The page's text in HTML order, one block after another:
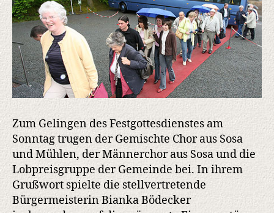
Zum Gelingen des Festgottesdienstes am
Sonntag trugen der Gemischte Chor aus Sosa
und Mühlen, der Männerchor aus Sosa und die
Lobpreisgruppe der Gemeinde bei. In ihrem
Grußwort spielte die stellvertretende
Bürgermeisterin Bianka Bödecker